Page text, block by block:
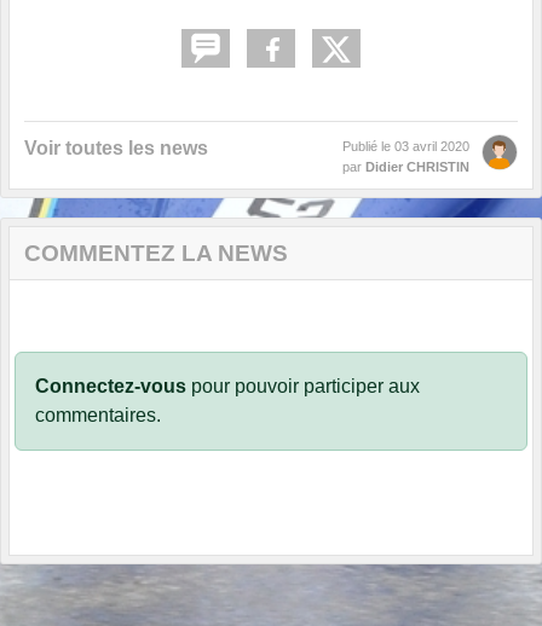
Voir toutes les news Publié le 03 avril 2020
par Didier CHRISTIN
COMMENTEZ LA NEWS
Connectez-vous pour pouvoir participer aux
commentaires.